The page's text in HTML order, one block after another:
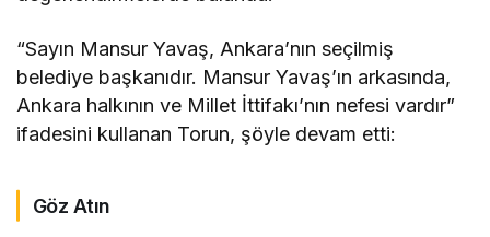
“Sayın Mansur Yavaş, Ankara’nın seçilmiş
belediye başkanıdır. Mansur Yavaş’ın arkasında,
Ankara halkının ve Millet İttifakı’nın nefesi vardır”
ifadesini kullanan Torun, şöyle devam etti:
Göz Atın